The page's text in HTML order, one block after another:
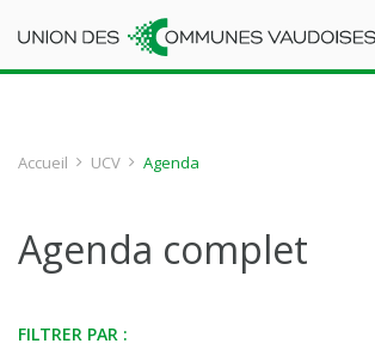
Accueil UCV Agenda
Agenda complet
FILTRER PAR :